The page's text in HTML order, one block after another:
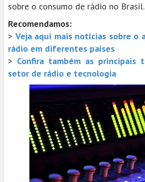
sobre o consumo de rádio no Brasil.
Recomendamos:
> Veja aqui mais notícias sobre o
rádio em diferentes países
> Confira também as principais
setor de rádio e tecnologia